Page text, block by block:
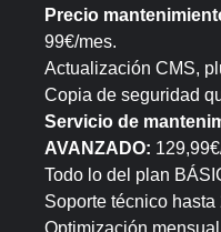
Precio
99€/mes.
Actualización CMS,
Copia de seguridad
Servicio de
AVANZADO:
Todo lo del plan
Soporte técnico
Optimización